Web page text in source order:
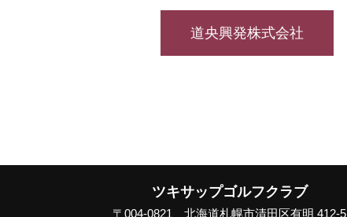
道央興発株式会社
ツキサップゴルフクラブ
〒004-0821 北海道札幌市清田区有明 412-5